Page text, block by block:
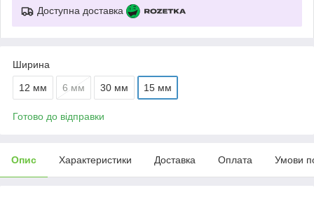
Доступна доставка
Ширина
12 мм 6 мм 30 мм 15 мм
Готово до відправки
Опис Характеристики Доставка Оплата Умови